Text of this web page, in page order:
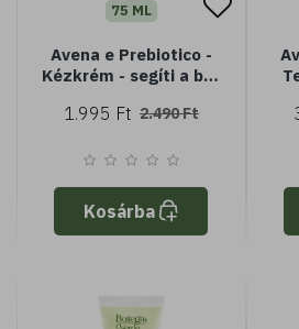
75 ML
Avena e Prebiotico -
Kézkrém - segíti a bőr
védekezőképességének
nyugtató, hidratáló -
zabtejjel és Biolin
Prebiotic - minden
1.995 Ft 2.490 Ft
Kosárba